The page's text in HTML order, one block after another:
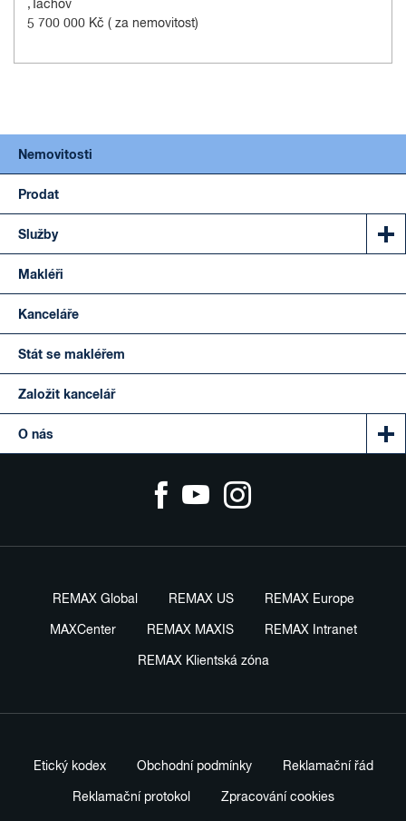
,Tachov
5 700 000 Kč ( za nemovitost)
Nemovitosti
Prodat
Služby
Makléři
Kanceláře
Stát se makléřem
Založit kancelář
O nás
REMAX Global REMAX US REMAX Europe
MAXCenter REMAX MAXIS REMAX Intranet
REMAX Klientská zóna
Etický kodex Obchodní podmínky Reklamační řád
Reklamační protokol Zpracování cookies